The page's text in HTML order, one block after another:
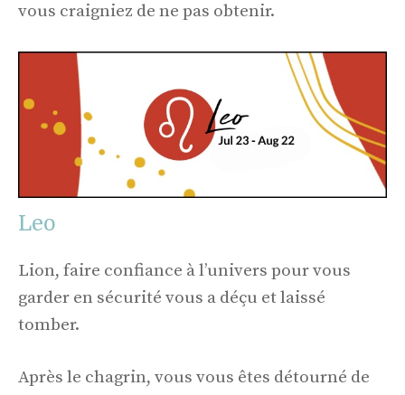
vous craigniez de ne pas obtenir.
Leo
Lion, faire confiance à l’univers pour vous
garder en sécurité vous a déçu et laissé
tomber.
Après le chagrin, vous vous êtes détourné de